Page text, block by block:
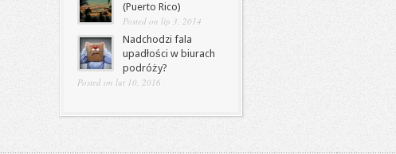
(Puerto Rico)
Posted on lip 3, 2014
Nadchodzi fala
upadłości w biurach
podróży?
Posted on lut 10, 2016